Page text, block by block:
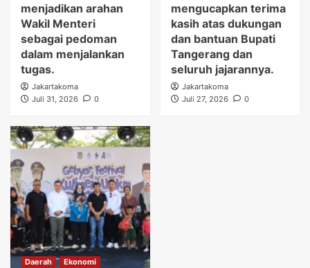
menjadikan arahan
Wakil Menteri
sebagai pedoman
dalam menjalankan
tugas.
Jakartakoma
Juli 31, 2026
0
mengucapkan terima
kasih atas dukungan
dan bantuan Bupati
Tangerang dan
seluruh jajarannya.
Jakartakoma
Juli 27, 2026
0
Daerah Ekonomi